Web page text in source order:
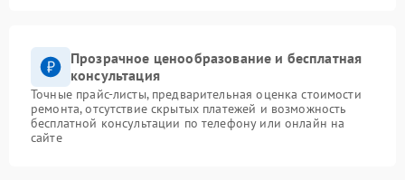
Прозрачное ценообразование и бесплатная
консультация
Точные прайс-листы, предварительная оценка стоимости
ремонта, отсутствие скрытых платежей и возможность
бесплатной консультации по телефону или онлайн на
сайте